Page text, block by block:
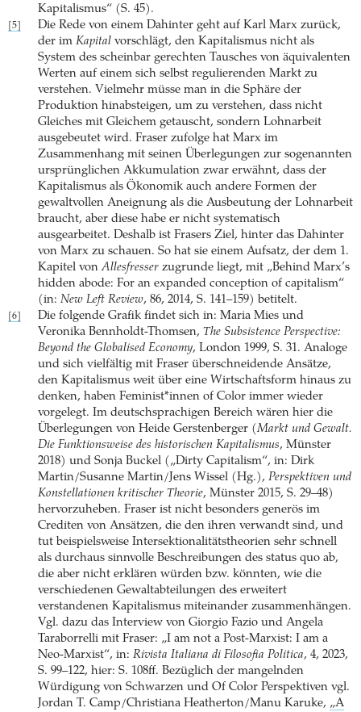
Kapitalismus“ (S. 45).
[5]
Die Rede von einem Dahinter geht auf Karl Marx zurück,
der im Kapital vorschlägt, den Kapitalismus nicht als
System des scheinbar gerechten Tausches von äquivalenten
Werten auf einem sich selbst regulierenden Markt zu
verstehen. Vielmehr müsse man in die Sphäre der
Produktion hinabsteigen, um zu verstehen, dass nicht
Gleiches mit Gleichem getauscht, sondern Lohnarbeit
ausgebeutet wird. Fraser zufolge hat Marx im
Zusammenhang mit seinen Überlegungen zur sogenannten
ursprünglichen Akkumulation zwar erwähnt, dass der
Kapitalismus als Ökonomik auch andere Formen der
gewaltvollen Aneignung als die Ausbeutung der Lohnarbeit
braucht, aber diese habe er nicht systematisch
ausgearbeitet. Deshalb ist Frasers Ziel, hinter das Dahinter
von Marx zu schauen. So hat sie einem Aufsatz, der dem 1.
Kapitel vonAllesfresser zugrunde liegt, mit „Behind Marx’s
hidden abode: For an expanded conception of capitalism“
(in: New Left Review, 86, 2014, S. 141–159) betitelt.
[6]
Die folgende Grafik findet sich in: Maria Mies und
Veronika Bennholdt-Thomsen, The Subsistence Perspective:
Beyond the Globalised Economy, London 1999, S. 31. Analoge
und sich vielfältig mit Fraser überschneidende Ansätze,
den Kapitalismus weit über eine Wirtschaftsform hinaus zu
denken, haben Feminist*innen of Color immer wieder
vorgelegt. Im deutschsprachigen Bereich wären hier die
Überlegungen von Heide Gerstenberger ( Markt und Gewalt.
Die Funktionsweise des historischen Kapitalismus, Münster
2018) und Sonja Buckel („Dirty Capitalism“, in: Dirk
Martin/Susanne Martin/Jens Wissel (Hg.), Perspektiven und
Konstellationen kritischer Theorie, Münster 2015, S. 29–48)
hervorzuheben. Fraser ist nicht besonders generös im
Crediten von Ansätzen, die den ihren verwandt sind, und
tut beispielsweise Intersektionalitätstheorien sehr schnell
als durchaus sinnvolle Beschreibungen des status quo ab,
die aber nicht erklären würden bzw. könnten, wie die
verschiedenen Gewaltabteilungen des erweitert
verstandenen Kapitalismus miteinander zusammenhängen.
Vgl. dazu das Interview von Giorgio Fazio und Angela
Taraborrelli mit Fraser: „I am not a Post-Marxist: I am a
Neo-Marxist“, in: Rivista Italiana di Filosofia Politica, 4, 2023,
S. 99–122, hier: S. 108ff. Bezüglich der mangelnden
Würdigung von Schwarzen und Of Color Perspektiven vgl.
Jordan T. Camp/Christiana Heatherton/Manu Karuke, „A